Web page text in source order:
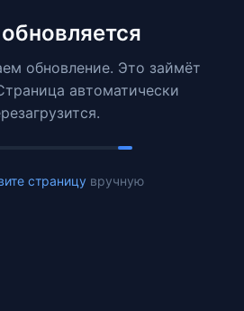
обновление. Это займёт
автоматически
страницу вручную